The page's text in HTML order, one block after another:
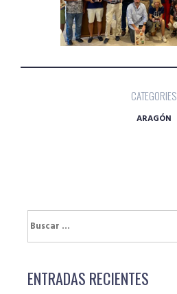
CATEGORIES
ARAGÓN
Buscar:
ENTRADAS RECIENTES